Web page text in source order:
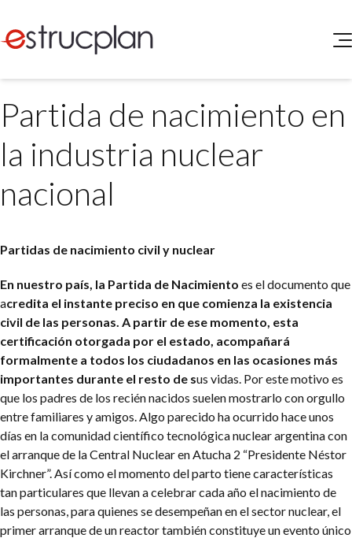
SERVICIOS
Medio Ambiente
Legislación
INGRESAR
Portal de Clientes
Partida de nacimiento en
la industria nuclear
nacional
Partidas de nacimiento civil y nuclear
En nuestro país, la Partida de Nacimiento es el documento que
acredita el instante preciso en que comienza la existencia
civil de las personas. A partir de ese momento, esta
certificación otorgada por el estado, acompañará
formalmente a todos los ciudadanos en las ocasiones más
importantes durante el resto de sus vidas. Por este motivo es
que los padres de los recién nacidos suelen mostrarlo con orgullo
entre familiares y amigos. Algo parecido ha ocurrido hace unos
días en la comunidad científico tecnológica nuclear argentina con
el arranque de la Central Nuclear en Atucha 2 “Presidente Néstor
Kirchner”. Así como el momento del parto tiene características
tan particulares que llevan a celebrar cada año el nacimiento de
las personas, para quienes se desempeñan en el sector nuclear, el
primer arranque de un reactor también constituye un evento único